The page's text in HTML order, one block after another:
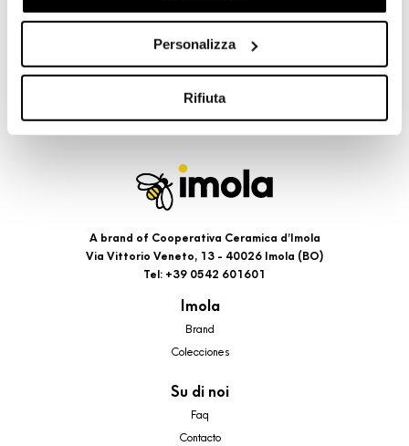
linea con le tue preferenze.
cookie di profilazione, selezionando uno dei bottoni sotto
riportati. Puoi avere maggiori dettagli visionando
l’Informativa estesa cookie. La chiusura del presente
banner comporterà il permanere dei soli cookie tecnici ed
comunque modificare le tue scelte in qualsiasi momento,
accedendo al link presente nel footer.
Personalizza
Rifiuta
Share:
A brand of Cooperativa Ceramica d’Imola
Via Vittorio Veneto, 13 - 40026 Imola (BO)
Tel: +39 0542 601601
Imola
Brand
Colecciones
Su di noi
Faq
Contacto